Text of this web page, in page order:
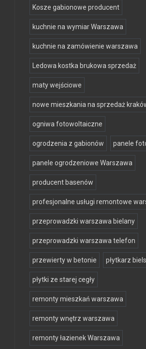
Kosze gabionowe producent
kuchnie na wymiar Warszawa
kuchnie na zamówienie warszawa
Ledowa kostka brukowa sprzedaż
maty wejściowe
nowe mieszkania na sprzedaż
ogniwa fotowoltaiczne
ogrodzenia z gabionów panele
panele ogrodzeniowe Warszawa
producent basenów
profesjonalne usługi remontowe
przeprowadzki warszawa bielany
przeprowadzki warszawa telefon
przewierty w betonie płytkarz
płytki ze starej cegły
remonty mieszkań warszawa
remonty wnętrz warszawa
remonty łazienek Warszawa